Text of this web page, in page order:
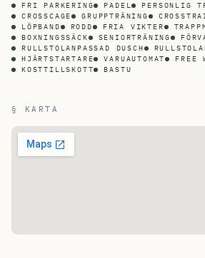
FRI PARKERING PADEL PERSONLIG
CROSSCAGE
GRUPPTRÄNING
LÖPBAND
RODD FRIA VIKTER
BOXNINGSSÄCK
SENIORTRÄNING
RULLSTOLANPASSAD DUSCH
HJÄRTSTARTARE
VARUAUTOMAT FREE
KOSTTILLSKOTT
BASTU
§ KARTA